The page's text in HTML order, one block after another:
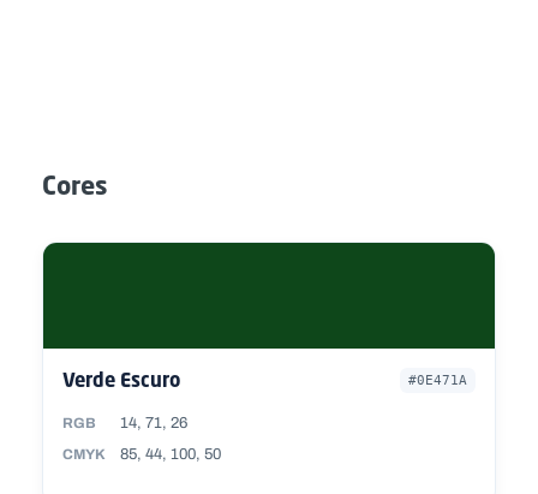
Cores
Verde Escuro #0E471A
RGB 14, 71, 26
CMYK 85, 44, 100, 50